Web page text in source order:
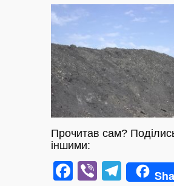
Прочитав сам?
іншими:
Facebook
Viber